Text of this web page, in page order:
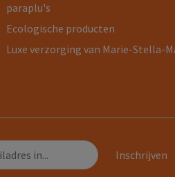
paraplu's
Ecologische producten
Luxe verzorging van Marie-Stella-